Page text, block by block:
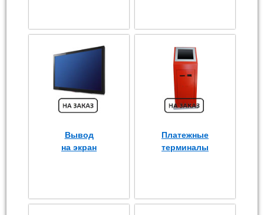
Вывод
на экран
Платежные
терминалы